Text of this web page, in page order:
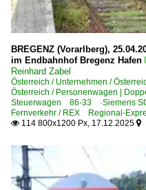
Doppelstock-
ASTB Züge
AÜ Züge
R
REX Regional-
S-Bahnen und
S-Bahn Vorarlberg
BREGENZ (Vorarlberg),
im Endbahnhof Bregenz Hafen
Reinhard Zabel
Österreich / Unternehmen /
Österreich / Personenwagen |
Steuerwagen 86-33 ·Siemens
Fernverkehr / REX Regional-
 114 800x1200 Px, 17.12.2025 